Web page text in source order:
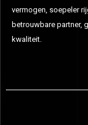
vermogen, soepeler
betrouwbare partner,
kwaliteit.